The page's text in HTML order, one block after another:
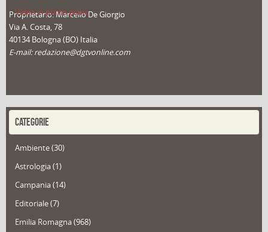
Video in primo piano
Proprietario: Marcello De Giorgio
Via A. Costa, 78
40134 Bologna (BO) Italia
E-mail: redazione@dgtvonline.com
CATEGORIE
Ambiente(30)
Astrologia(1)
Campania(14)
Editoriale(7)
Emilia Romagna(968)